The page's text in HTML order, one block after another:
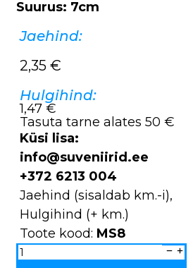
Suurus: 7cm
Jaehind:
2,35 €
Hulgihind:
1,47 €
Tasuta tarne alates 50 €
Küsi lisa:
info@suveniirid.ee
+372 6213 004
Jaehind (sisaldab km.-i),
Hulgihind (+ km.)
Toote kood: MS8
Magnet
keraamiline
Tallinn